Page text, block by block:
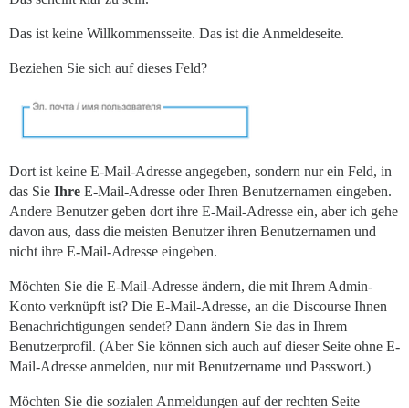
Das ist keine Willkommensseite. Das ist die Anmeldeseite.
Beziehen Sie sich auf dieses Feld?
Dort ist keine E-Mail-Adresse angegeben, sondern nur ein Feld, in
das Sie Ihre E-Mail-Adresse oder Ihren Benutzernamen eingeben.
Andere Benutzer geben dort ihre E-Mail-Adresse ein, aber ich gehe
davon aus, dass die meisten Benutzer ihren Benutzernamen und
nicht ihre E-Mail-Adresse eingeben.
Möchten Sie die E-Mail-Adresse ändern, die mit Ihrem Admin-
Konto verknüpft ist? Die E-Mail-Adresse, an die Discourse Ihnen
Benachrichtigungen sendet? Dann ändern Sie das in Ihrem
Benutzerprofil. (Aber Sie können sich auch auf dieser Seite ohne E-
Mail-Adresse anmelden, nur mit Benutzername und Passwort.)
Möchten Sie die sozialen Anmeldungen auf der rechten Seite